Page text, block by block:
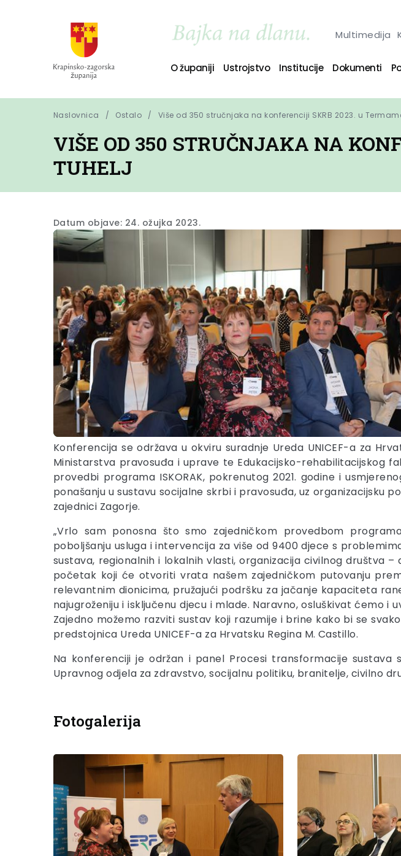
Multimedija
O županiji Ustrojstvo Institucije Dokumenti
Naslovnica Ostalo Više od 350 stručnjaka na konferenciji SKRB 2023. u
VIŠE OD 350 STRUČNJAKA NA
TUHELJ
Datum objave: 24. ožujka 2023.
Konferencija se održava u okviru suradnje Ureda UNICEF-a za
Ministarstva pravosuđa i uprave te Edukacijsko-rehabilitacijskog
provedbi programa ISKORAK, pokrenutog 2021. godine i
ponašanju u sustavu socijalne skrbi i pravosuđa, uz organizacijsku
zajednici Zagorje.
„Vrlo sam ponosna što smo zajedničkom provedbom
poboljšanju usluga i intervencija za više od 9400 djece s
sustava, regionalnih i lokalnih vlasti, organizacija civilnog društva
početak koji će otvoriti vrata našem zajedničkom putovanju
relevantnim dionicima, pružajući podršku za jačanje kapaciteta
najugroženiju i isključenu djecu i mlade. Naravno, osluškivat ćemo
Zajedno možemo razviti sustav koji razumije i brine kako bi se
predstojnica Ureda UNICEF-a za Hrvatsku Regina M. Castillo.
Na konferenciji je održan i panel Procesi transformacije
Upravnog odjela za zdravstvo, socijalnu politiku, branitelje, civilno
Fotogalerija